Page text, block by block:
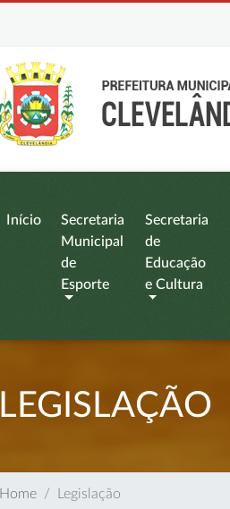
Início
Secretaria
Municipal
de
Esporte
Secretaria
de
Educação
e Cultura
LEGISLAÇÃO
Home Legislação